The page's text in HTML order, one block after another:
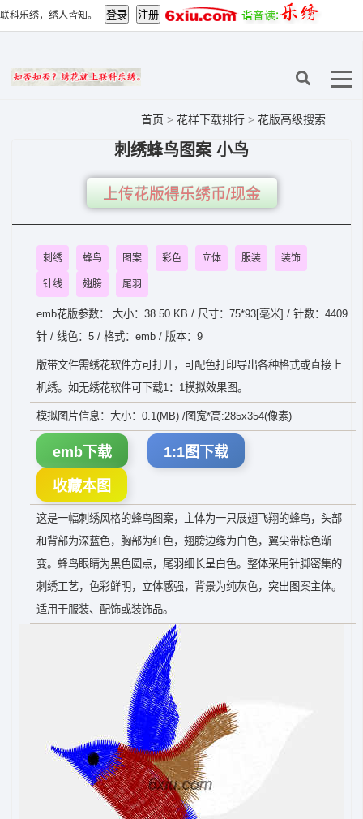
联科乐绣，绣人皆知。
首页 > 花样下载排行 > 花版高级搜索
刺绣蜂鸟图案 小鸟
上传花版得乐绣币/现金
刺绣 蜂鸟 图案 彩色 立体 服装 装饰
针线 翅膀 尾羽
emb花版参数： 大小：38.50 KB / 尺寸：75*93[毫米] / 针数：4409
针 / 线色：5 / 格式：emb / 版本：9
版带文件需绣花软件方可打开，可配色打印导出各种格式或直接上
机绣。如无绣花软件可下载1：1模拟效果图。
模拟图片信息：大小：0.1(MB) /图宽*高:285x354(像素)
emb下载 1:1图下载
收藏本图
这是一幅刺绣风格的蜂鸟图案，主体为一只展翅飞翔的蜂鸟，头部
和背部为深蓝色，胸部为红色，翅膀边缘为白色，翼尖带棕色渐
变。蜂鸟眼睛为黑色圆点，尾羽细长呈白色。整体采用针脚密集的
刺绣工艺，色彩鲜明，立体感强，背景为纯灰色，突出图案主体。
适用于服装、配饰或装饰品。